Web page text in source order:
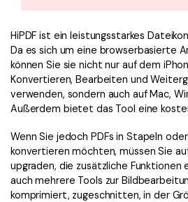
HiPDF ist ein leistungsstarkes
Da es sich um eine browserbasierte
können Sie sie nicht nur auf dem
Konvertieren, Bearbeiten und
verwenden, sondern auch auf Mac,
Außerdem bietet das Tool eine
Wenn Sie jedoch PDFs in Stapeln
konvertieren möchten, müssen Sie
upgraden, die zusätzliche Funktionen
auch mehrere Tools zur
komprimiert, zugeschnitten, in der